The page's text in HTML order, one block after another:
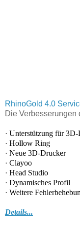
RhinoGold 4.0
Die Verbesserungen
· Unterstützung für
· Hollow Ring
· Neue 3D-Drucker
· Clayoo
· Head Studio
· Dynamisches Profil
· Weitere
Details...